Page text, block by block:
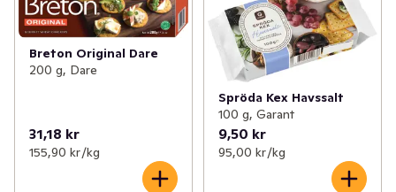
Breton Original Dare
200 g, Dare
31,18 kr
155,90 kr /kg
Spröda Kex Havssalt
100 g, Garant
9,50 kr
95,00 kr /kg